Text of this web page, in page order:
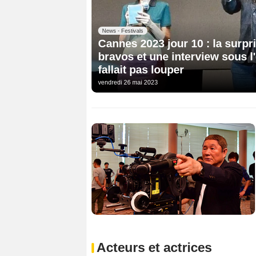
News - Festivals
Cannes 2023 jour 10 : la
bravos et une interview sous
fallait pas louper
vendredi 26 mai 2023
Acteurs et actrices